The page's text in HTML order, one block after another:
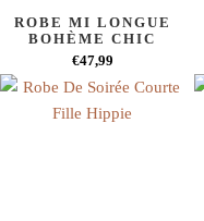
ROBE MI LONGUE
BOHÈME CHIC
€47,99